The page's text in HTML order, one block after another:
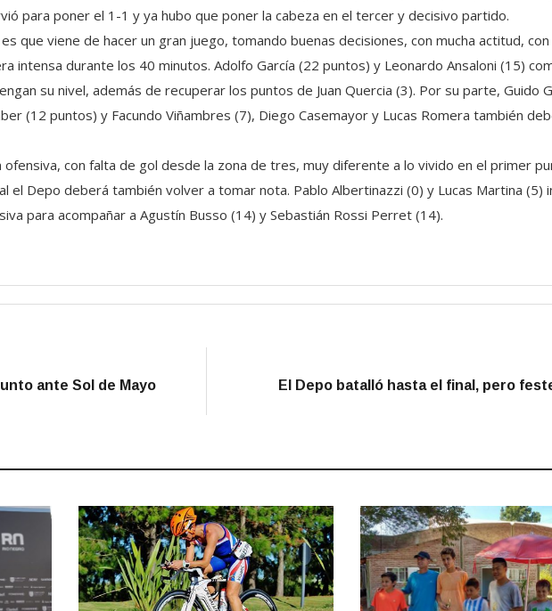
para poner el 1-1 y ya hubo que poner la cabeza en el tercer y decisivo partido.
que viene de hacer un gran juego, tomando buenas decisiones, con mucha actitud, con
intensa durante los 40 minutos. Adolfo García (22 puntos) y Leonardo Ansaloni (15)
su nivel, además de recuperar los puntos de Juan Quercia (3). Por su parte, Guido
(12 puntos) y Facundo Viñambres (7), Diego Casemayor y Lucas Romera también
ofensiva, con falta de gol desde la zona de tres, muy diferente a lo vivido en el primer
el Depo deberá también volver a tomar nota. Pablo Albertinazzi (0) y Lucas Martina (5)
para acompañar a Agustín Busso (14) y Sebastián Rossi Perret (14).
ante Sol de Mayo
El Depo batalló hasta el final, pero